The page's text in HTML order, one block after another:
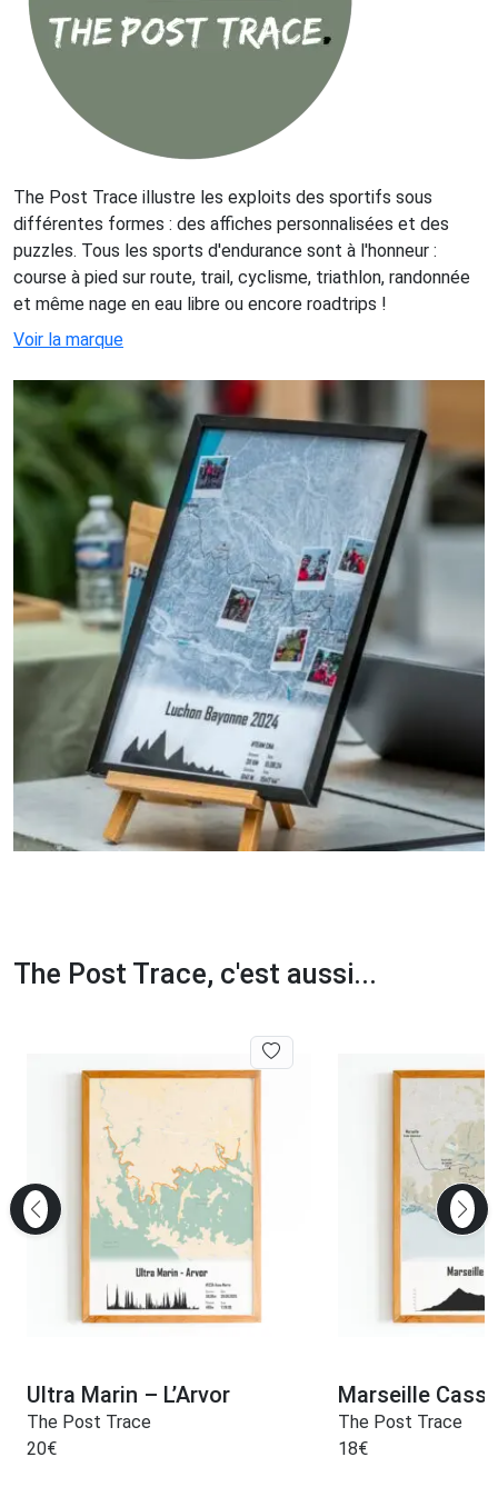
The Post Trace illustre les exploits des sportifs sous
différentes formes : des affiches personnalisées et des
puzzles. Tous les sports d'endurance sont à l'honneur :
course à pied sur route, trail, cyclisme, triathlon, randonnée
et même nage en eau libre ou encore roadtrips !
Voir la marque
The Post Trace, c'est aussi...
Ultra Marin – L’Arvor
The Post Trace
20€
Marseille
The Post Trace
18€